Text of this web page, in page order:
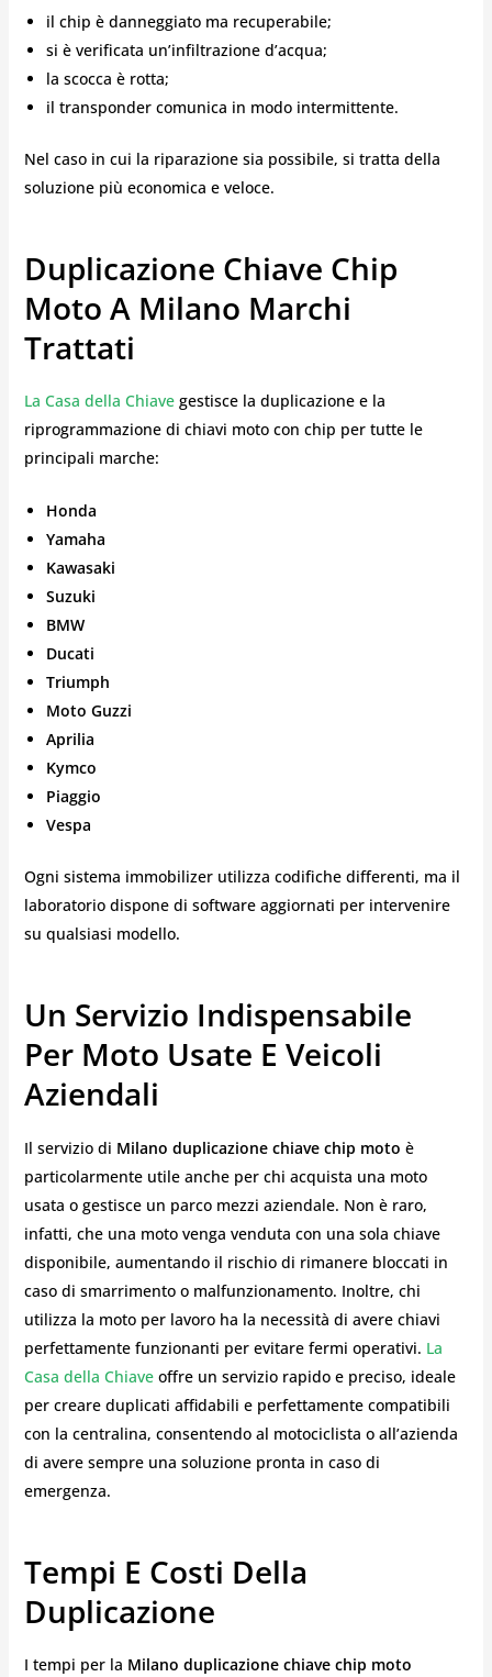
il chip è danneggiato ma recuperabile;
si è verificata un’infiltrazione d’acqua;
la scocca è rotta;
il transponder comunica in modo intermittente.
Nel caso in cui la riparazione sia possibile, si tratta della
soluzione più economica e veloce.
Duplicazione Chiave Chip
Moto A Milano Marchi
Trattati
La Casa della Chiavegestisce la duplicazione e la
riprogrammazione di chiavi moto con chip per tutte le
principali marche:
Honda
Yamaha
Kawasaki
Suzuki
BMW
Ducati
Triumph
Moto Guzzi
Aprilia
Kymco
Piaggio
Vespa
Ogni sistema immobilizer utilizza codifiche differenti, ma il
laboratorio dispone di software aggiornati per intervenire
su qualsiasi modello.
Un Servizio Indispensabile
Per Moto Usate E Veicoli
Aziendali
Il servizio di Milano duplicazione chiave chip moto è
particolarmente utile anche per chi acquista una moto
usata o gestisce un parco mezzi aziendale. Non è raro,
infatti, che una moto venga venduta con una sola chiave
disponibile, aumentando il rischio di rimanere bloccati in
caso di smarrimento o malfunzionamento. Inoltre, chi
utilizza la moto per lavoro ha la necessità di avere chiavi
perfettamente funzionanti per evitare fermi operativi. La
Casa della Chiaveoffre un servizio rapido e preciso, ideale
per creare duplicati affidabili e perfettamente compatibili
con la centralina, consentendo al motociclista o all’azienda
di avere sempre una soluzione pronta in caso di
emergenza.
Tempi E Costi Della
Duplicazione
I tempi per la Milano duplicazione chiave chip moto